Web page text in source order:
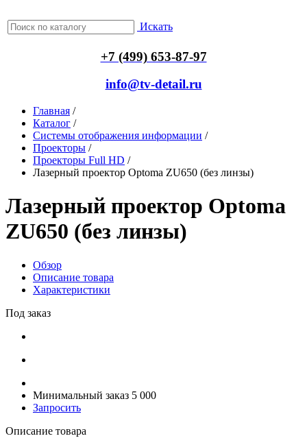
Искать
+7 (499) 653-87-97
info@tv-detail.ru
Главная /
Каталог /
Системы отображения информации /
Проекторы /
Проекторы Full HD /
Лазерный проектор Optoma ZU650 (без линзы)
Лазерный проектор Optoma
ZU650 (без линзы)
Обзор
Описание товара
Характеристики
Под заказ
Минимальный заказ 5 000
Запросить
Описание товара